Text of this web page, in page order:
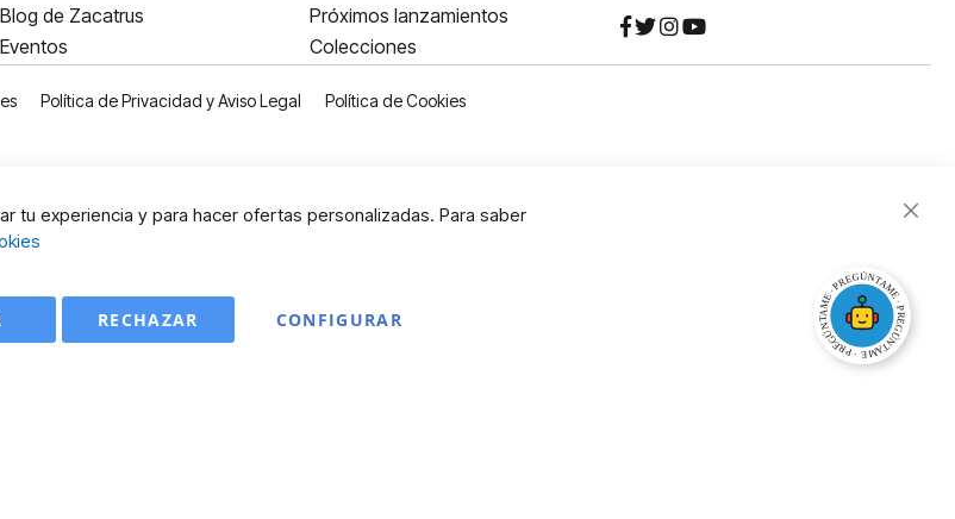
Blog de Zacatrus
Eventos
Próximos lanzamientos
Colecciones
Política de Privacidad y Aviso Legal Política de Cookies
tu experiencia y para hacer ofertas personalizadas. Para saber
CONFIGURAR
RECHAZAR